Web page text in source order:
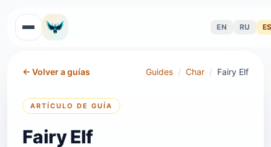
EN RU
← Volver a guías Guides / Char / Fairy Elf
ARTÍCULO DE GUÍA
Fairy Elf